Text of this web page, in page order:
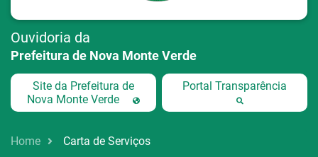
Ouvidoria da
Prefeitura de Nova Monte Verde
Site da Prefeitura de
Nova Monte Verde
Portal Transparência
Home Carta de Serviços